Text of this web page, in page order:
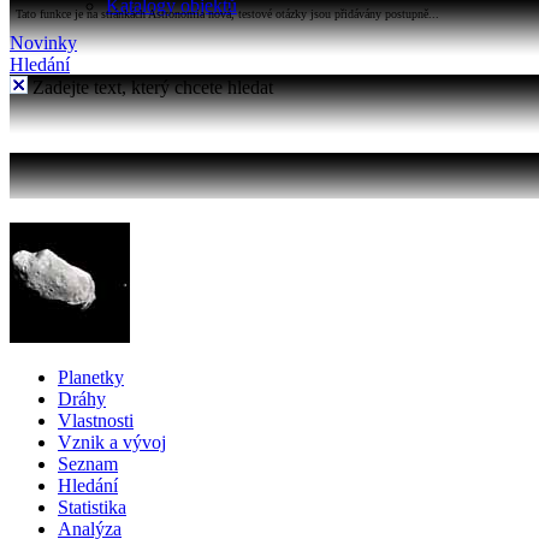
Katalogy objektů
Tato funkce je na stránkách Astronomia nová, testové otázky jsou přidávány postupně...
Novinky
Hledání
Zadejte text, který chcete hledat
Planetky
Dráhy
Vlastnosti
Vznik a vývoj
Seznam
Hledání
Statistika
Analýza